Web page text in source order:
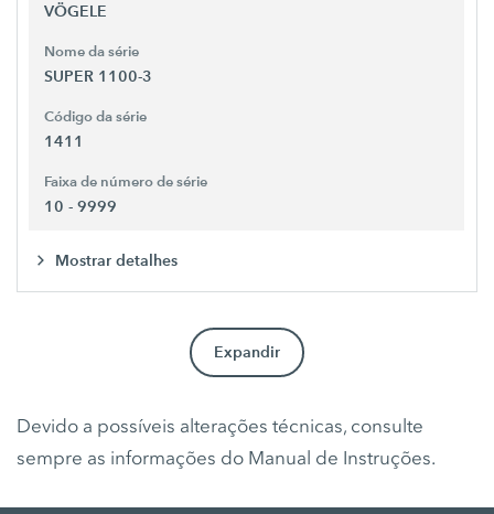
VÖGELE
Nome da série
SUPER 1100-3
Código da série
1411
Faixa de número de série
10 - 9999
Mostrar detalhes
Expandir
Devido a possíveis alterações técnicas, consulte
sempre as informações do Manual de Instruções.